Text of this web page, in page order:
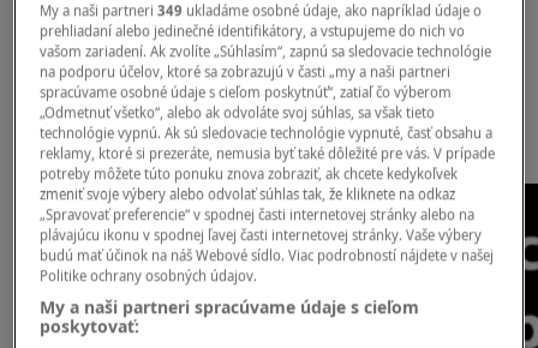
by turner123
My a naši partneri349 ukladáme osobné údaje, ako napríklad údaje o
prehliadaní alebo jedinečné identifikátory, a vstupujeme do nich vo
vašom zariadení. Ak zvolíte „Súhlasím“, zapnú sa sledovacie technológie
na podporu účelov, ktoré sa zobrazujú v časti „my a naši partneri
spracúvame osobné údaje s cieľom poskytnúť“, zatiaľ čo výberom
„Odmetnuť všetko“, alebo ak odvoláte svoj súhlas, sa však tieto
technológie vypnú. Ak sú sledovacie technológie vypnuté, časť obsahu a
reklamy, ktoré si prezeráte, nemusia byť také dôležité pre vás. V prípade
potreby môžete túto ponuku znova zobraziť, ak chcete kedykoľvek
zmeniť svoje výbery alebo odvolať súhlas tak, že kliknete na odkaz
„Spravovať preferencie“ v spodnej časti internetovej stránky alebo na
plávajúcu ikonu v spodnej ľavej časti internetovej stránky. Vaše výbery
budú mať účinok na náš Webové sídlo. Viac podrobností nájdete v našej
Politike ochrany osobných údajov.
My a naši partneri spracúvame údaje s cieľom
poskytovať: